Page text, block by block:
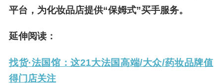
平台，为化妆品店提供“保姆式”买手服务。
延伸阅读：
找货·法国馆：这21大法国高端/大众/药妆品牌值
得门店关注